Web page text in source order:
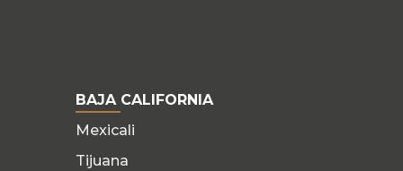
BAJA CALIFORNIA
Mexicali
Tijuana